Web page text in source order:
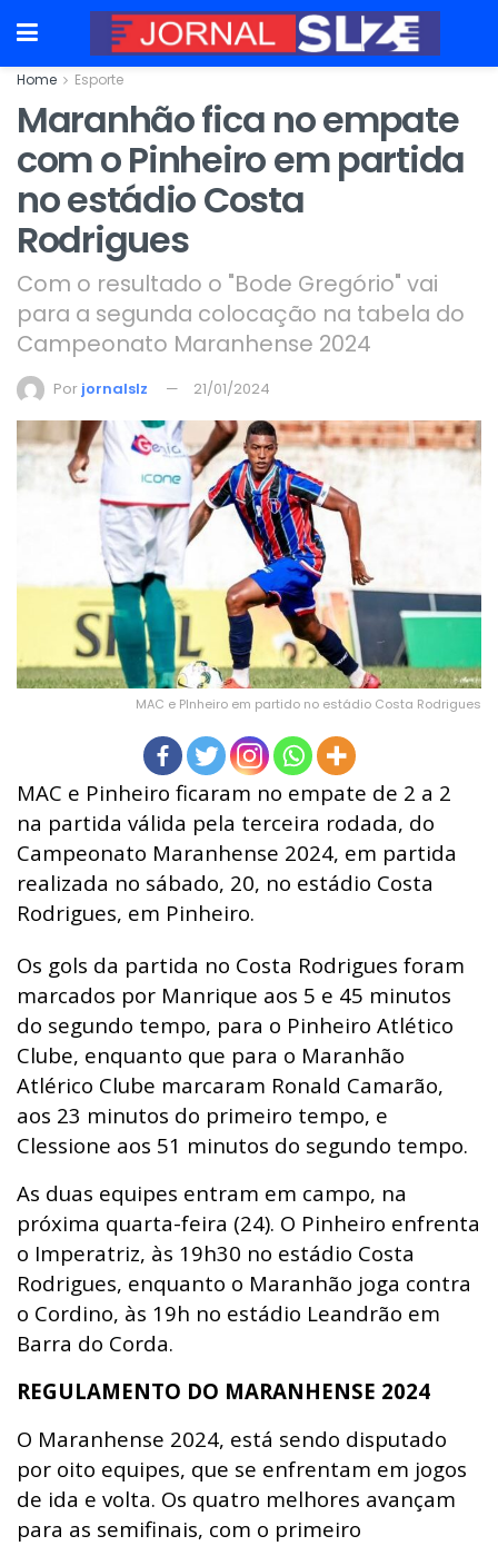
Home Esporte
Maranhão fica no empate
com o Pinheiro em partida
no estádio Costa
Rodrigues
Com o resultado o "Bode Gregório" vai
para a segunda colocação na tabela do
Campeonato Maranhense 2024
Por jornalslz 21/01/2024
MAC e PInheiro em partido no estádio Costa Rodrigues
MAC e Pinheiro ficaram no empate de 2 a 2
na partida válida pela terceira rodada, do
Campeonato Maranhense 2024, em partida
realizada no sábado, 20, no estádio Costa
Rodrigues, em Pinheiro.
Os gols da partida no Costa Rodrigues foram
marcados por Manrique aos 5 e 45 minutos
do segundo tempo, para o Pinheiro Atlético
Clube, enquanto que para o Maranhão
Atlérico Clube marcaram Ronald Camarão,
aos 23 minutos do primeiro tempo, e
Clessione aos 51 minutos do segundo tempo.
As duas equipes entram em campo, na
próxima quarta-feira (24). O Pinheiro enfrenta
o Imperatriz, às 19h30 no estádio Costa
Rodrigues, enquanto o Maranhão joga contra
o Cordino, às 19h no estádio Leandrão em
Barra do Corda.
REGULAMENTO DO MARANHENSE 2024
O Maranhense 2024, está sendo disputado
por oito equipes, que se enfrentam em jogos
de ida e volta. Os quatro melhores avançam
para as semifinais, com o primeiro